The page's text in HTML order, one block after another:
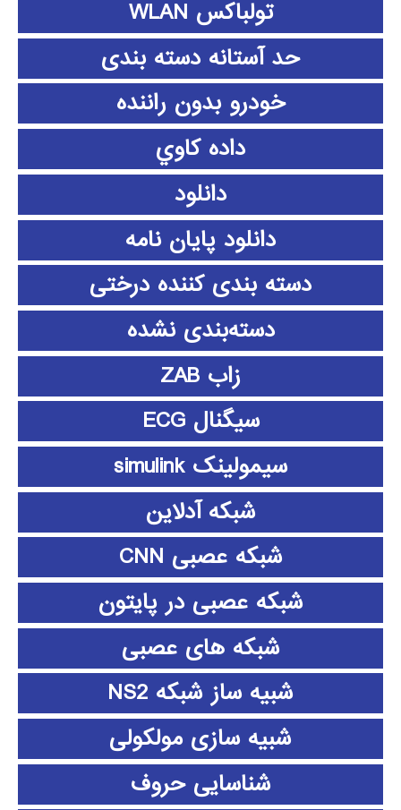
تولباکس WLAN
حد آستانه دسته بندی
خودرو بدون راننده
داده كاوي
دانلود
دانلود پايان نامه
دسته بندی کننده درختی
دسته‌بندی نشده
زاب ZAB
سیگنال ECG
سیمولینک simulink
شبکه آدلاین
شبکه عصبی CNN
شبکه عصبی در پایتون
شبکه های عصبی
شبیه ساز شبکه NS2
شبیه سازی مولکولی
شناسایی حروف